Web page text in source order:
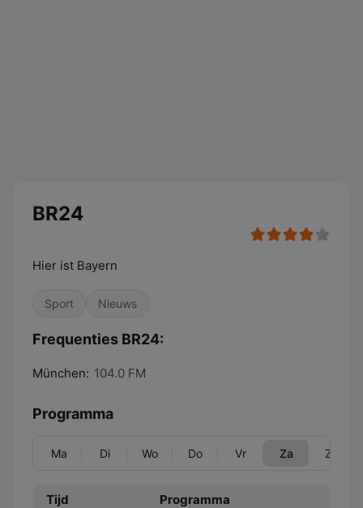
BR24
Hier ist Bayern
Sport Nieuws
Frequenties BR24:
München: 104.0 FM
Programma
Ma Di Wo Do Vr Za Zo
Tijd Programma